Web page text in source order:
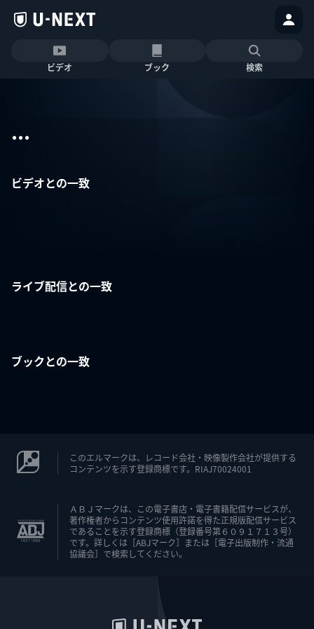
ビデオ ブック 検索
...
ビデオとの一致
ライブ配信との一致
ブックとの一致
このエルマークは、レコード会社・映像製作会社が提供する
コンテンツを示す登録商標です。RIAJ70024001
ＡＢＪマークは、この電子書店・電子書籍配信サービスが、
著作権者からコンテンツ使用許諾を得た正規版配信サービス
であることを示す登録商標（登録番号第６０９１７１３号）
です。詳しくは［ABJマーク］または［電子出版制作・流通
協議会］で検索してください。